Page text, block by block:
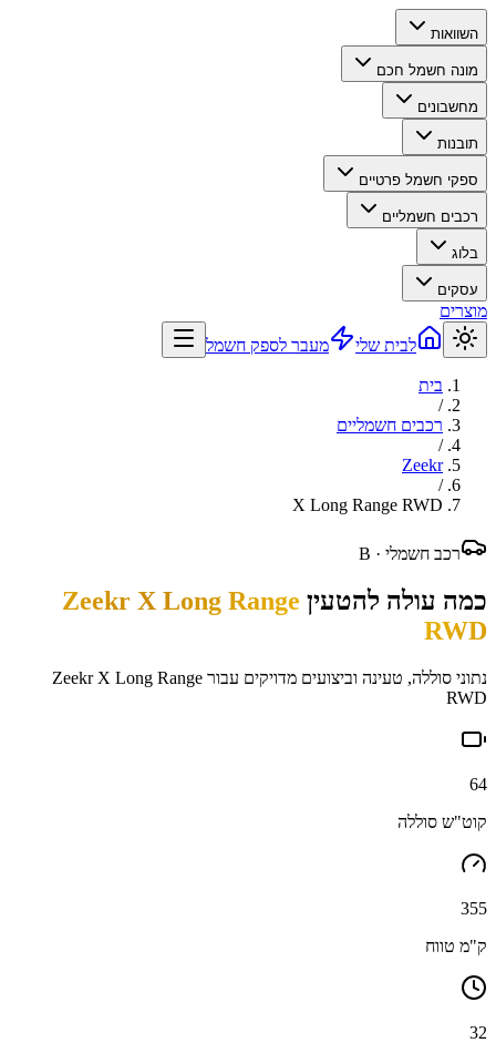
השוואות
מונה חשמל חכם
מחשבונים
תובנות
ספקי חשמל פרטיים
רכבים חשמליים
בלוג
עסקים
מוצרים
לבית שלי
מעבר לספק חשמל
בית
/
רכבים חשמליים
/
Zeekr
/
X Long Range RWD
רכב חשמלי · B
כמה עולה להטעין Zeekr X Long Range
RWD
נתוני סוללה, טעינה וביצועים מדויקים עבור Zeekr X Long Range
RWD
64
קוט"ש סוללה
355
ק"מ טווח
32